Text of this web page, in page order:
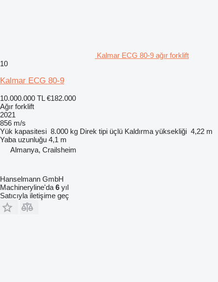
Kalmar ECG 80-9 ağır forklift
10
Kalmar ECG 80-9
10.000.000 TL €182.000
Ağır forklift
2021
856 m/s
Yük kapasitesi 8.000 kg Direk tipi üçlü Kaldırma yüksekliği 4,22 m
Yaba uzunluğu 4,1 m
Almanya, Crailsheim
Hanselmann GmbH
Machineryline'da 6 yıl
Satıcıyla iletişime geç